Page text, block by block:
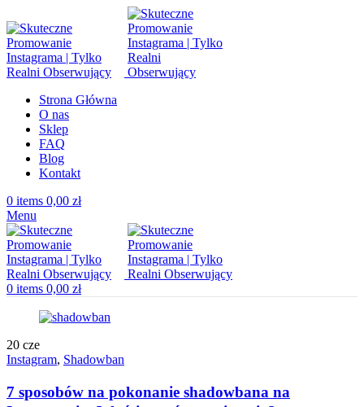
Strona Główna
O nas
Sklep
FAQ
Blog
Kontakt
0 items 0,00 zł
Menu
0 items 0,00 zł
20 cze
Instagram, Shadowban
7 sposobów na pokonanie shadowbana na